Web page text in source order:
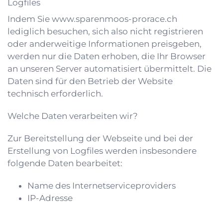
Logfiles
Indem Sie www.sparenmoos-prorace.ch
lediglich besuchen, sich also nicht registrieren
oder anderweitige Informationen preisgeben,
werden nur die Daten erhoben, die Ihr Browser
an unseren Server automatisiert übermittelt. Die
Daten sind für den Betrieb der Website
technisch erforderlich.
Welche Daten verarbeiten wir?
Zur Bereitstellung der Webseite und bei der
Erstellung von Logfiles werden insbesondere
folgende Daten bearbeitet:
Name des Internetserviceproviders
IP-Adresse